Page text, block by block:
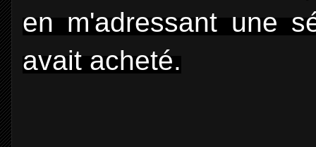
en m'adressant une
avait acheté.